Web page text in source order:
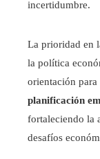
incertidumbre.
La prioridad en
la política
orientación para
planificación
fortaleciendo la
desafíos